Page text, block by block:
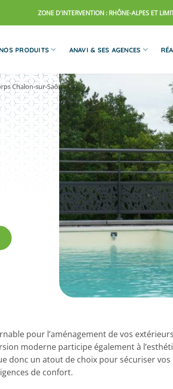
ZONE D'INTERVENTION : RHÔNE-ALPES ET
PRODUITS ANAVI & SES AGENCES
Chalon-sur-Saône
pour l’aménagement de vos
moderne participe également à
un atout de choix pour sécuriser vos
de confort.